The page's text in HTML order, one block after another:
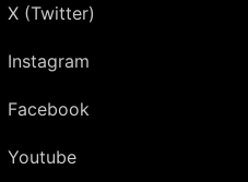
X (Twitter)
Instagram
Facebook
Youtube